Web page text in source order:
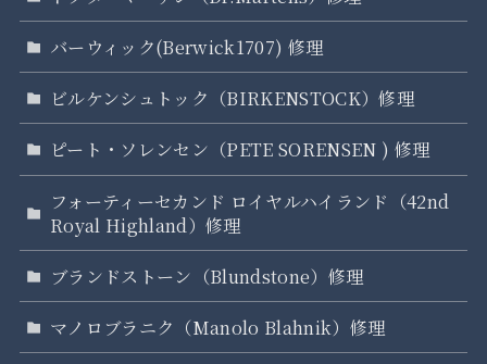
バーウィック(Berwick1707) 修理
ビルケンシュトック（BIRKENSTOCK）修理
ピート・ソレンセン（PETE SORENSEN ) 修理
フォーティーセカンド ロイヤルハイランド（42nd
Royal Highland）修理
ブランドストーン（Blundstone）修理
マノロブラニク（Manolo Blahnik）修理